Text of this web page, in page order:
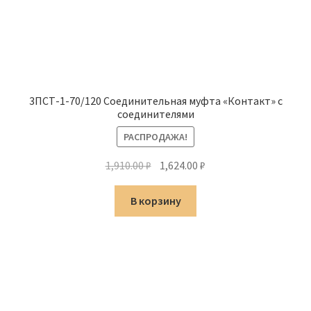
3ПСТ-1-70/120 Соединительная муфта «Контакт» с
соединителями
РАСПРОДАЖА!
1,910.00₽ Первоначальная
цена
составляла
1,910.00 ₽.
1,624.00₽
В корзину